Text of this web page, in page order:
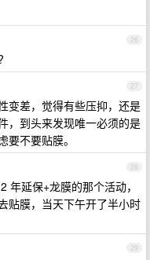
26
27
变差，觉得有些压抑，还是
，到头来发现唯一必须的是
不要贴膜。
28
年延保+龙膜的那个活动，
贴膜，当天下午开了半小时
29